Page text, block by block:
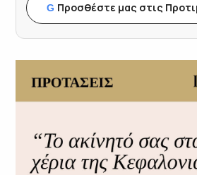
G Προσθέστε μας στις